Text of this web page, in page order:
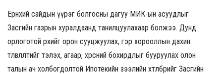
Ерөнхий сайдын үүрэг болгосны дагуу МИК-ын асуудлыг
Засгийн газрын хуралдаанд танилцуулахаар болжээ. Дунд
орлоготой өрхийг орон сууцжуулах, гэр хорооллын дахин
төлөвлөлтийг тэлэх, агаар, хөрсний бохирдлыг бууруулах олон
талын ач холбогдолтой Ипотекийн зээлийн хөтөлбөрийг Засгийн